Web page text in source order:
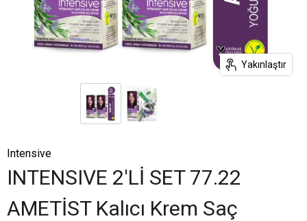
Yakınlaştır
Intensive
INTENSIVE 2'Lİ SET 77.22
AMETİST Kalıcı Krem Saç